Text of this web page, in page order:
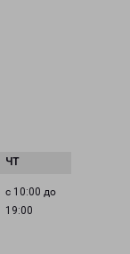
с 10:00 до
19:00